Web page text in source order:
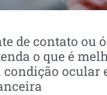
de contato ou
o que é
condição ocular